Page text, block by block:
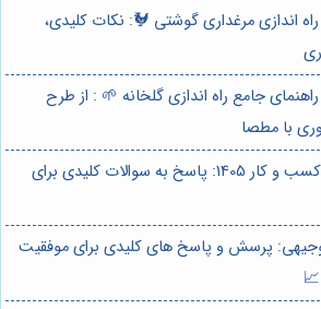
اندازی مرغداری گوشتی 🐓: نکات کلیدی،
جامع راه اندازی گلخانه 🌱 : از طرح
با مطصا
⭐️ طرح توجیهی کسب و کار 1405: پاسخ به سوالات کلیدی برای
پرسش و پاسخ های کلیدی برای موفقیت